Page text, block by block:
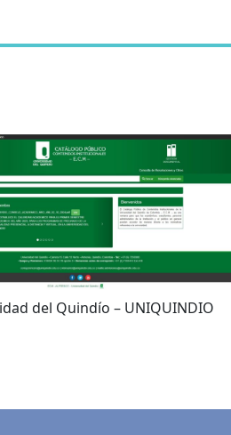
del Quindío – UNIQUINDIO